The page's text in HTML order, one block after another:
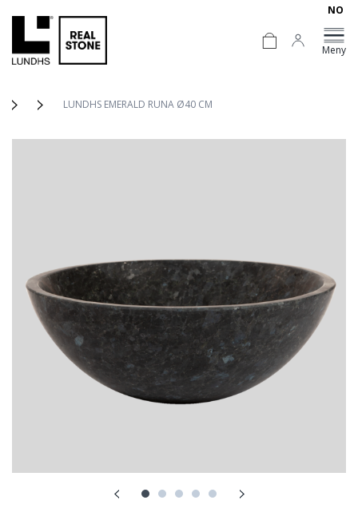
NO
Meny
LUNDHS EMERALD RUNA Ø40 CM